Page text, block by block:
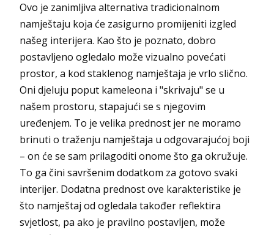
Ovo je zanimljiva alternativa tradicionalnom
namještaju koja će zasigurno promijeniti izgled
našeg interijera. Kao što je poznato, dobro
postavljeno ogledalo može vizualno povećati
prostor, a kod staklenog namještaja je vrlo slično.
Oni djeluju poput kameleona i "skrivaju" se u
našem prostoru, stapajući se s njegovim
uređenjem. To je velika prednost jer ne moramo
brinuti o traženju namještaja u odgovarajućoj boji
– on će se sam prilagoditi onome što ga okružuje.
To ga čini savršenim dodatkom za gotovo svaki
interijer. Dodatna prednost ove karakteristike je
što namještaj od ogledala također reflektira
svjetlost, pa ako je pravilno postavljen, može